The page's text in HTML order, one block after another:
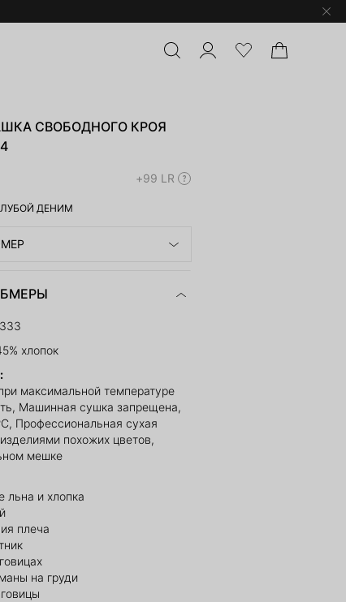
СВОБОДНОГО КРОЯ
+99 LR
ДЕНИМ
хлопок
максимальной температуре
Машинная сушка запрещена,
Профессиональная сухая
похожих цветов,
мешке
льна и хлопка
плеча
на груди